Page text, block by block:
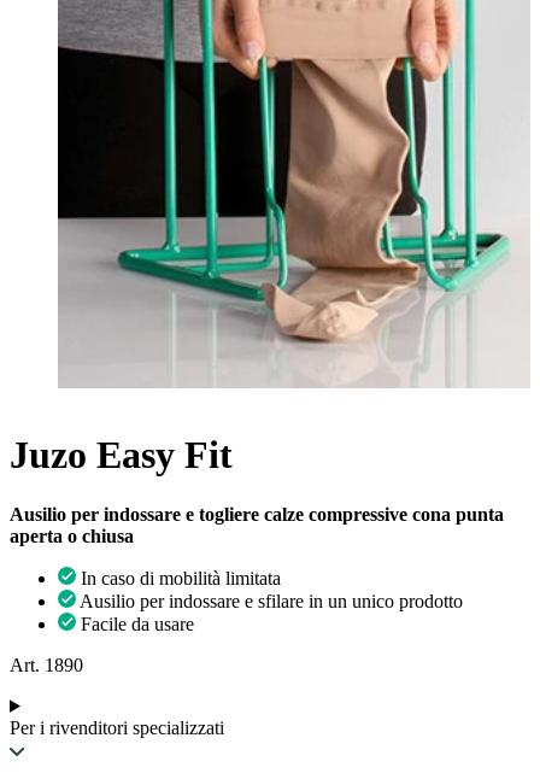
Juzo Easy Fit
Ausilio per indossare e togliere calze compressive cona punta
aperta o chiusa
In caso di mobilità limitata
Ausilio per indossare e sfilare in un unico prodotto
Facile da usare
Art. 1890
Per i rivenditori specializzati